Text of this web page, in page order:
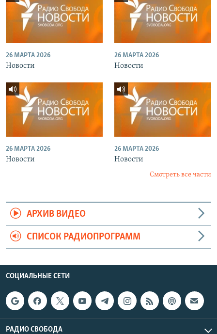
26 МАРТА 2026
Новости
26 МАРТА 2026
Новости
26 МАРТА 2026
Новости
26 МАРТА 2026
Новости
Смотреть все части
АРХИВ ВИДЕО
СПИСОК РАДИОПРОГРАММ
СОЦИАЛЬНЫЕ СЕТИ
РАДИО СВОБОДА